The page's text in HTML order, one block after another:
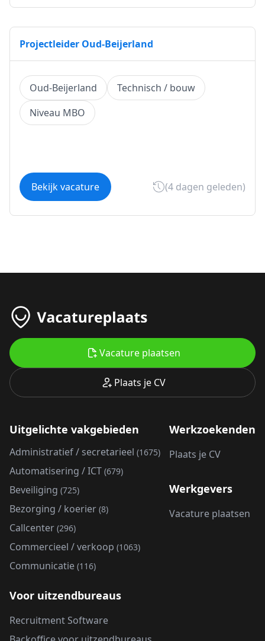
Projectleider Oud-Beijerland
Oud-Beijerland
Technisch / bouw
Niveau MBO
Bekijk vacature (4 dagen geleden)
Plaats je CV
Vacature plaatsen
Uitgelichte vakgebieden
Administratief / secretarieel (1675)
Automatisering / ICT (679)
Beveiliging (725)
Bezorging / koerier (8)
Callcenter (296)
Commercieel / verkoop (1063)
Communicatie (116)
Werkzoekenden
Plaats je CV
Werkgevers
Vacature plaatsen
Voor uitzendbureaus
Recruitment Software